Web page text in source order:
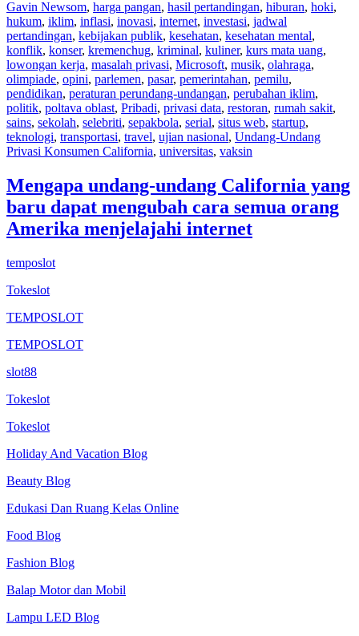
Gavin Newsom, harga pangan, hasil pertandingan, hiburan, hoki,
hukum, iklim, inflasi, inovasi, internet, investasi, jadwal
pertandingan, kebijakan publik, kesehatan, kesehatan mental,
konflik, konser, kremenchug, kriminal, kuliner, kurs mata uang,
lowongan kerja, masalah privasi, Microsoft, musik, olahraga,
olimpiade, opini, parlemen, pasar, pemerintahan, pemilu,
pendidikan, peraturan perundang-undangan, perubahan iklim,
politik, poltava oblast, Pribadi, privasi data, restoran, rumah sakit,
sains, sekolah, selebriti, sepakbola, serial, situs web, startup,
teknologi, transportasi, travel, ujian nasional, Undang-Undang
Privasi Konsumen California, universitas, vaksin
Mengapa undang-undang California yang
baru dapat mengubah cara semua orang
Amerika menjelajahi internet
temposlot
Tokeslot
TEMPOSLOT
TEMPOSLOT
slot88
Tokeslot
Tokeslot
Holiday And Vacation Blog
Beauty Blog
Edukasi Dan Ruang Kelas Online
Food Blog
Fashion Blog
Balap Motor dan Mobil
Lampu LED Blog